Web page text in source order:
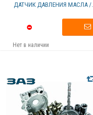
ДАТЧИК ДАВЛЕНИЯ МАСЛА /...
Нет в наличии